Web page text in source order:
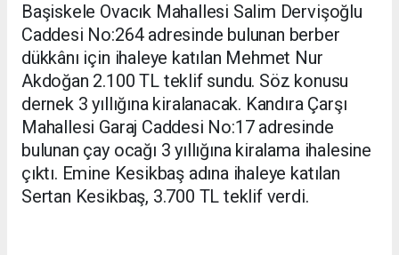
Başiskele Ovacık Mahallesi Salim Dervişoğlu
Caddesi No:264 adresinde bulunan berber
dükkânı için ihaleye katılan Mehmet Nur
Akdoğan 2.100 TL teklif sundu. Söz konusu
dernek 3 yıllığına kiralanacak. Kandıra Çarşı
Mahallesi Garaj Caddesi No:17 adresinde
bulunan çay ocağı 3 yıllığına kiralama ihalesine
çıktı. Emine Kesikbaş adına ihaleye katılan
Sertan Kesikbaş, 3.700 TL teklif verdi.